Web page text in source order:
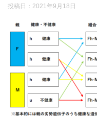
投稿日： 2021年9月18日